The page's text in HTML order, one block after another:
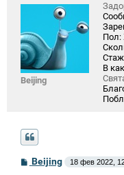
Beijing
Пол:
В
СBeijing 18 фев 2022,